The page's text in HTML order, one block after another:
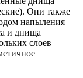
Они также
напыления
и днища
слоев